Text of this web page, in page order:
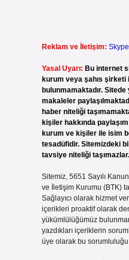
Reklam ve İletişim:
Yasal Uyarı: Bu internet
kurum veya şahıs şirketi
bulunmamaktadır. Sitede
makaleler
haber niteliği
kişiler hakkında
kurum ve kişiler ile isim
tesadüfidir. Sitemizdeki
tavsiye niteliği taşımazlar.
Sitemiz, 5651 Sayılı
ve İletişim Kurumu (BTK)
Sağlayıcı olarak hizmet
içerikleri proaktif olarak
yükümlülüğümüz
yazdıkları içeriklerin
üye olarak bu sorumluluğu